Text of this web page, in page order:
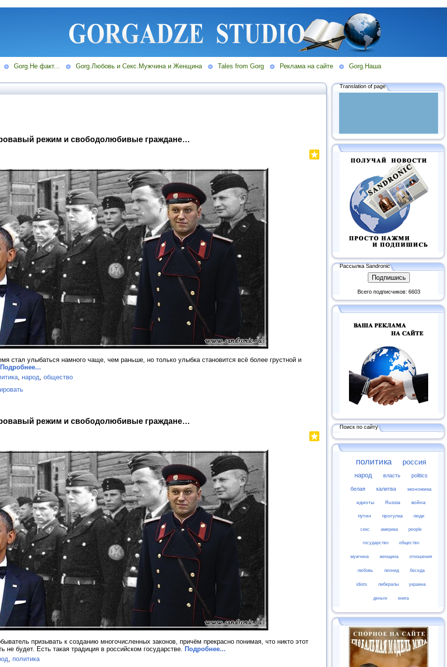
Gorg.Не факт... Gorg.Любовь и Секс.Мужчина и Женщина Tales from Gorg Реклама на сайте
Gorg.Наша
режим и свободолюбивые граждане…
стал улыбаться намного чаще, чем раньше, но только улыбка становится всё более грустной и
Подробнее...
, народ, общество
режим и свободолюбивые граждане…
призывать к созданию многочисленных законов, причём прекрасно понимая, что никто этот
не будет. Есть такая традиция в российском государстве. Подробнее...
, политика
Translation of page
Рассылка Sandronic
Всего подписчиков: 6603
Поиск по сайту
политика россия
народ власть politics
белая калитва экономика
идиоты Russia война
путин прогулка люди
секс америка people
государство общество
мужчина женщина отношения
любовь леонид беседа
idiots либералы украина
деньги книга